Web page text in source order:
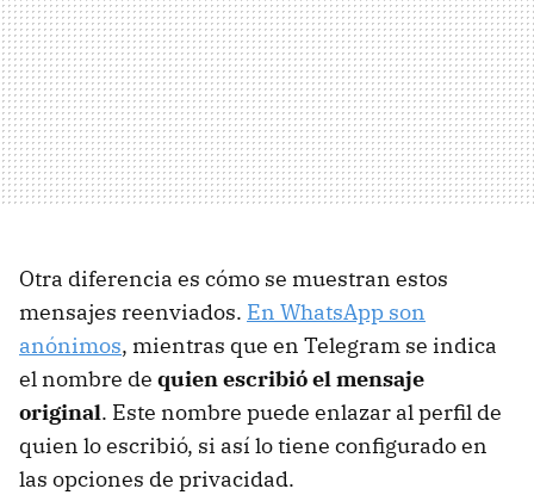
Otra diferencia es cómo se muestran estos
mensajes reenviados. En WhatsApp son
anónimos, mientras que en Telegram se indica
el nombre de quien escribió el mensaje
original. Este nombre puede enlazar al perfil de
quien lo escribió, si así lo tiene configurado en
las opciones de privacidad.